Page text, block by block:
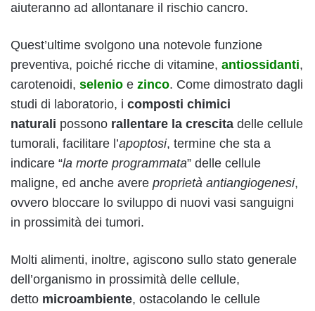
aiuteranno ad allontanare il rischio cancro.
Quest’ultime svolgono una notevole funzione
preventiva, poiché ricche di vitamine, antiossidanti,
carotenoidi, selenio e zinco. Come dimostrato dagli
studi di laboratorio, i composti chimici
naturali possono rallentare la crescita delle cellule
tumorali, facilitare l’apoptosi, termine che sta a
indicare “la morte programmata” delle cellule
maligne, ed anche avere proprietà antiangiogenesi,
ovvero bloccare lo sviluppo di nuovi vasi sanguigni
in prossimità dei tumori.
Molti alimenti, inoltre, agiscono sullo stato generale
dell’organismo in prossimità delle cellule,
detto microambiente, ostacolando le cellule